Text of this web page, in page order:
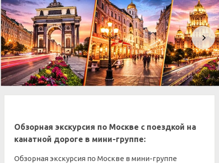
Обзорная экскурсия по Москве с поездкой на
канатной дороге в мини-группе:
Обзорная экскурсия по Москве в мини-группе